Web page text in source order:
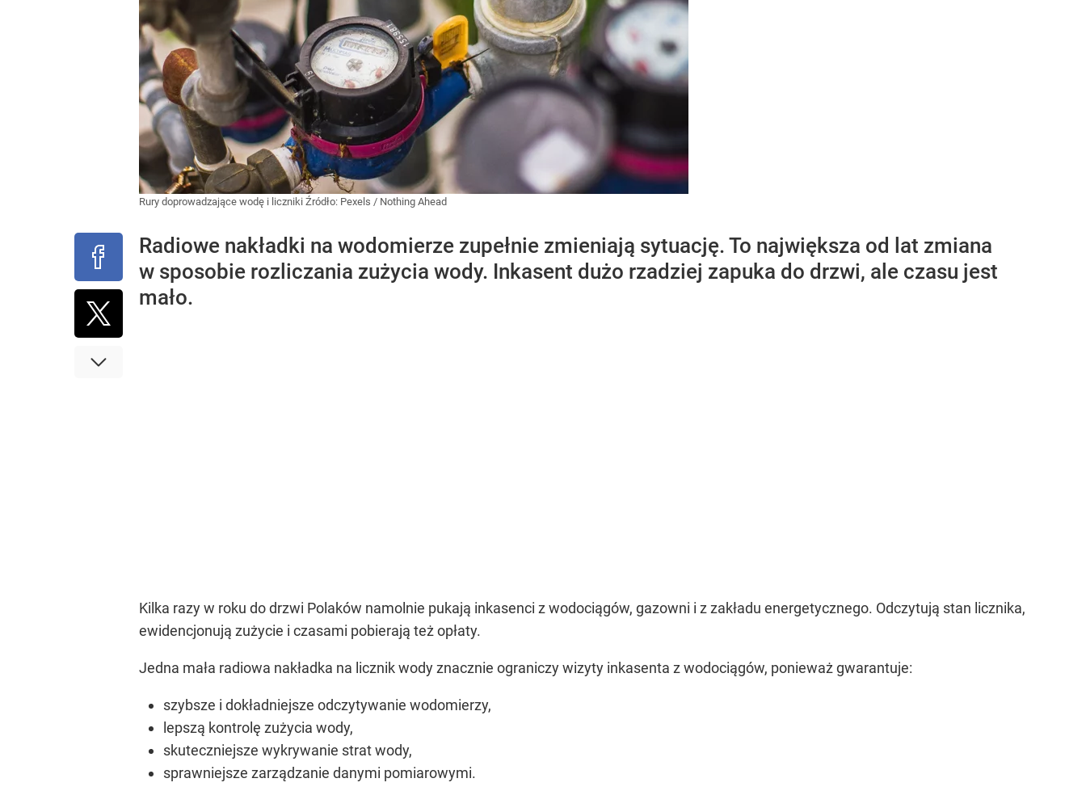
Rury doprowadzające wodę i liczniki Źródło: Pexels / Nothing Ahead
Radiowe nakładki na wodomierze zupełnie zmieniają sytuację. To największa od lat zmiana
w sposobie rozliczania zużycia wody. Inkasent dużo rzadziej zapuka do drzwi, ale czasu jest
mało.
Kilka razy w roku do drzwi Polaków namolnie pukają inkasenci z wodociągów, gazowni i z zakładu energetycznego. Odczytują stan licznika,
ewidencjonują zużycie i czasami pobierają też opłaty.
Jedna mała radiowa nakładka na licznik wody znacznie ograniczy wizyty inkasenta z wodociągów, ponieważ gwarantuje:
szybsze i dokładniejsze odczytywanie wodomierzy,
lepszą kontrolę zużycia wody,
skuteczniejsze wykrywanie strat wody,
sprawniejsze zarządzanie danymi pomiarowymi.